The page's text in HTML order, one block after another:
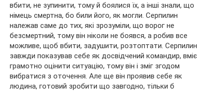
вбити, не зупинити, тому й боялися їх, а інші знали, що
німець смертна, бо били його, як могли. Серпилин
належав саме до тих, які зрозуміли, що ворог не
безсмертний, тому він ніколи не боявся, а робив все
можливе, щоб вбити, задушити, розтоптати. Серпилин
завжди показував себе як досвідчений командир, вміє
грамотно оцінити ситуацію, тому він і зміг згодом
вибратися з оточення. Але ще він проявив себе як
людина, готовий зробити що завгодно, тільки б